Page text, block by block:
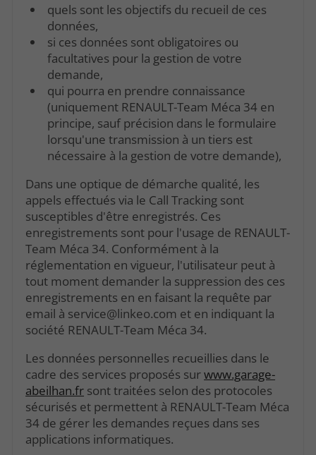
quels sont les objectifs du recueil de ces
données,
si ces données sont obligatoires ou
facultatives pour la gestion de votre
demande,
qui pourra en prendre connaissance
(uniquement RENAULT-Team Méca 34 en
principe, sauf précision dans le formulaire
lorsqu'une transmission à un tiers est
nécessaire à la gestion de votre demande),
Dans une optique de démarche qualité, les
appels effectués via le Call Tracking sont
susceptibles d'être enregistrés. Ces
enregistrements sont pour l'usage de RENAULT-
Team Méca 34. Conformément à la
réglementation en vigueur, l'utilisateur peut à
tout moment demander la suppression des ces
enregistrements en en faisant la requête par
email à service@linkeo.com et en indiquant la
société RENAULT-Team Méca 34.
Les données personnelles recueillies dans le
cadre des services proposés surwww.garage-
abeilhan.fr sont traitées selon des protocoles
sécurisés et permettent à RENAULT-Team Méca
34 de gérer les demandes reçues dans ses
applications informatiques.